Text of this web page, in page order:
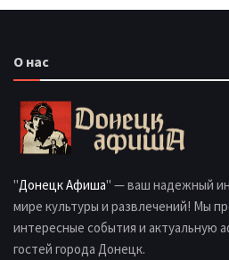
О нас
"Донецк Афиша" — ваш надежный
мире культуры и развлечений! Мы
интересные события и актуальную
гостей города Донецк.